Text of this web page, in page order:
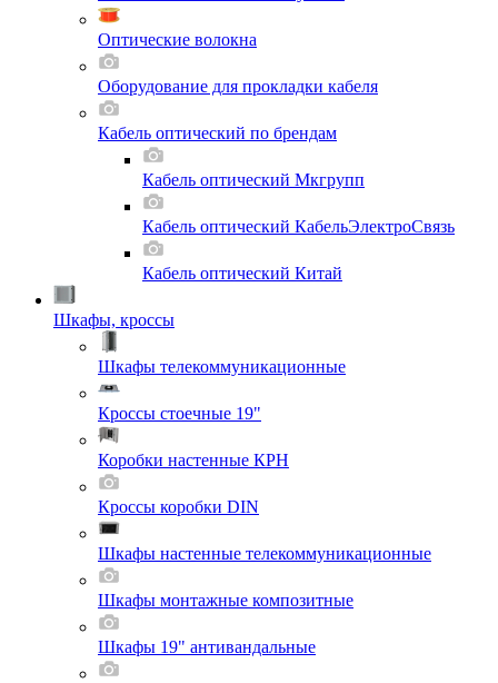
Оптические волокна
Оборудование для прокладки кабеля
Кабель оптический по брендам
Кабель оптический Мкгрупп
Кабель оптический КабельЭлектроСвязь
Кабель оптический Китай
Шкафы, кроссы
Шкафы телекоммуникационные
Кроссы стоечные 19"
Коробки настенные КРН
Кроссы коробки DIN
Шкафы настенные телекоммуникационные
Шкафы монтажные композитные
Шкафы 19" антивандальные